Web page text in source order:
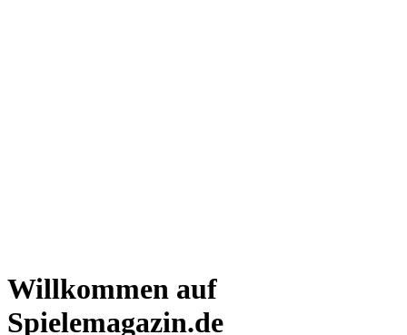
Willkommen auf
Spielemagazin.de